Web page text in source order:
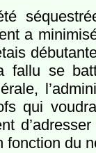
a
fallu se
qui
fonction du